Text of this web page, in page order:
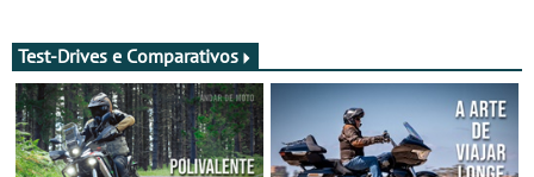
Test-Drives e Comparativos